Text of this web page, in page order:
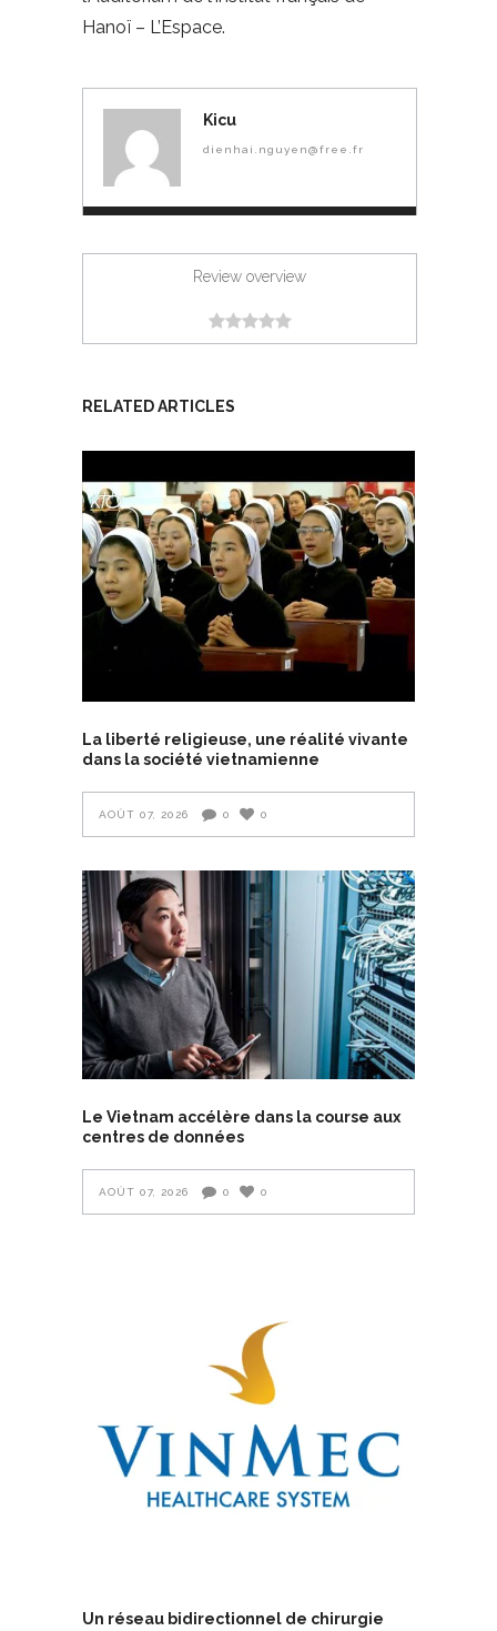
Hanoï – L’Espace.
Kicu
dienhai.nguyen@free.fr
Review overview
RELATED ARTICLES
La liberté religieuse, une réalité vivante
dans la société vietnamienne
AOÛT 07, 2026 0 0
Le Vietnam accélère dans la course aux
centres de données
AOÛT 07, 2026 0 0
Un réseau bidirectionnel de chirurgie